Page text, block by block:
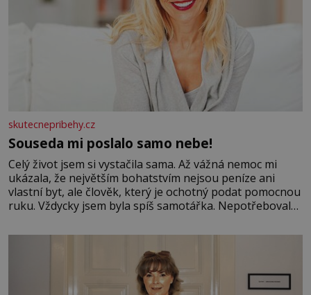
skutecnepribehy.cz
Souseda mi poslalo samo nebe!
Celý život jsem si vystačila sama. Až vážná nemoc mi
ukázala, že největším bohatstvím nejsou peníze ani
vlastní byt, ale člověk, který je ochotný podat pomocnou
ruku. Vždycky jsem byla spíš samotářka. Nepotřebovala
mi knihy, práce a hlavně klid. Hned po studiích jsem